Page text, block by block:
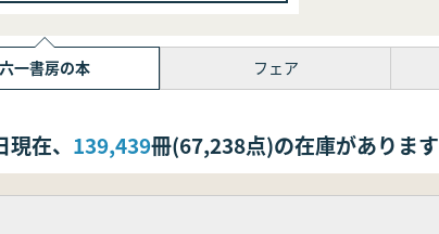
六一書房の本 フェア
在、 139,439冊(67,238点)の在庫があります